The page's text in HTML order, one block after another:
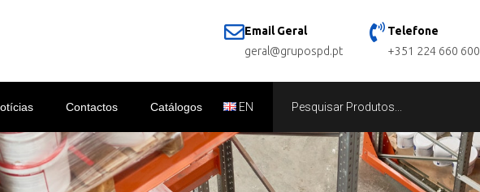
Email Geral
geral@grupospd.pt
Telefone
+351 224 660 600
Contactos Catálogos EN